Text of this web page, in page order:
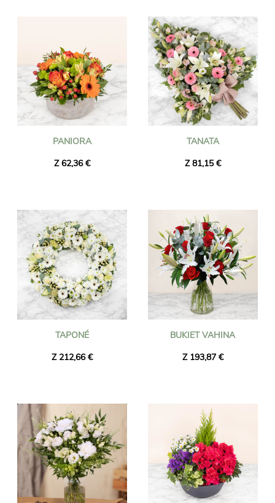
PANIORA
Z 62,36 €
TANATA
Z 81,15 €
TAPONÉ
Z 212,66 €
BUKIET VAHINA
Z 193,87 €